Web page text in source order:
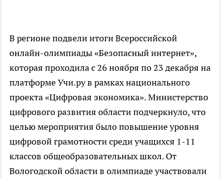
В регионе подвели итоги Всероссийской
онлайн-олимпиады «Безопасный интернет»,
которая проходила с 26 ноября по 23 декабря на
платформе Учи.ру в рамках национального
проекта «Цифровая экономика». Министерство
цифрового развития области подчеркнуло, что
целью мероприятия было повышение уровня
цифровой грамотности среди учащихся 1-11
классов общеобразовательных школ. От
Вологодской области в олимпиаде участвовали